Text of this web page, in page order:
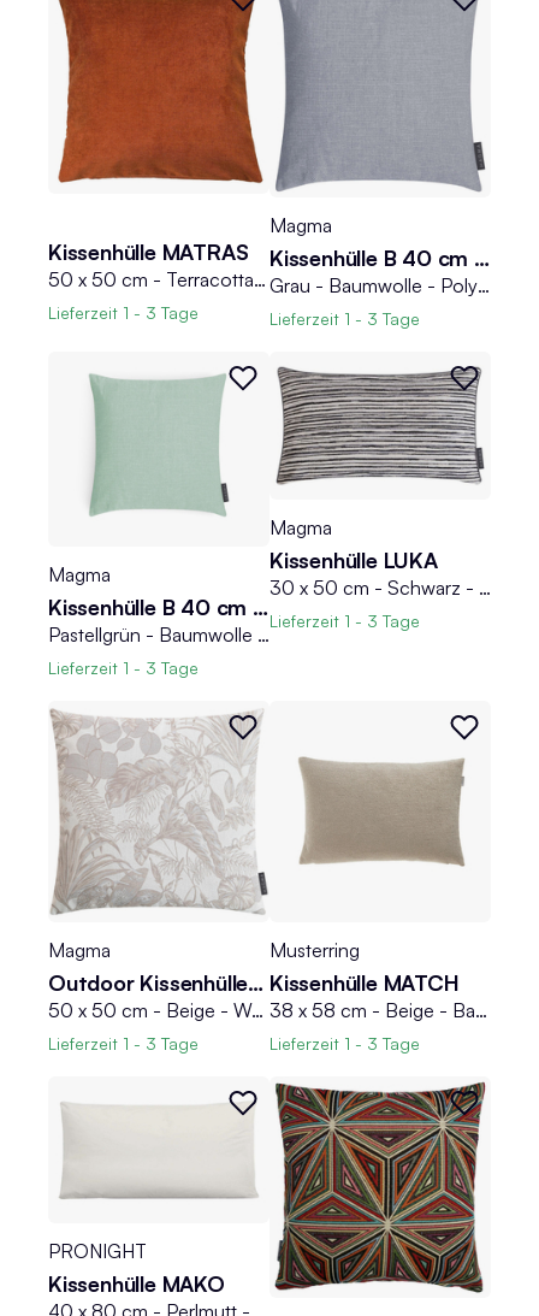
Kissenhülle MATRAS
50 x 50 cm - Terracotta - Microvelours - mit Reißverschluss - meliert
Lieferzeit 1 - 3 Tage
Magma
Kissenhülle B 40 cm RIVA
Grau - Baumwolle - Polyester - 40 x 40 cm - mit Reißverschluss
Lieferzeit 1 - 3 Tage
Magma
Kissenhülle B 40 cm RIVA
Pastellgrün - Baumwolle - Polyester - 40 x 40 cm - mit Reißverschluss
Lieferzeit 1 - 3 Tage
Magma
Kissenhülle LUKA
30 x 50 cm - Schwarz - Creme - Querstreifen - mit Reißverschluss
Lieferzeit 1 - 3 Tage
Magma
Outdoor Kissenhülle NASSAU
50 x 50 cm - Beige - Weiß - Polyacryl - wasserabweisend
Lieferzeit 1 - 3 Tage
Musterring
Kissenhülle MATCH
38 x 58 cm - Beige - Baumwolle - mit Reißverschluss
Lieferzeit 1 - 3 Tage
PRONIGHT
Kissenhülle MAKO